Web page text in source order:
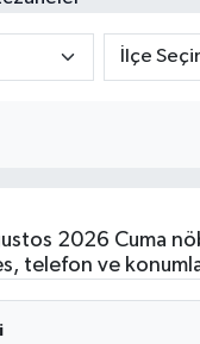
2026 Cuma
telefon ve